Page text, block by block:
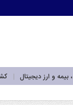
بیمه و ارز دیجیتال